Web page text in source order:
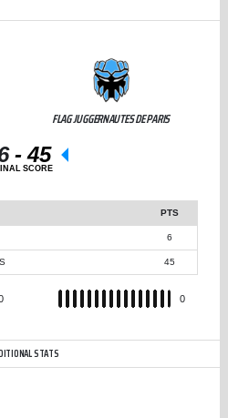
FLAG JUGGERNAUTES DE PARIS
- 45
SCORE
PTS
6
45
0
STATS